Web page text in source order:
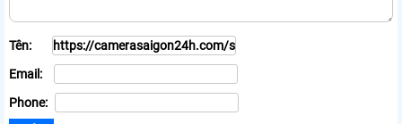
Tên:
Email:
Phone: